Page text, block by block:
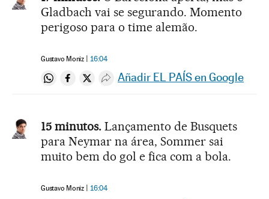
Gladbach vai se segurando. Momento
perigoso para o time alemão.
Gustavo Moniz 16:04
Compartir en Whatsapp
Compartir en Facebook
Compartir en Twitter
Desplegar Redes Sociales
Añadir EL PAÍS en Google
15 minutos. Lançamento de Busquets
para Neymar na área, Sommer sai
muito bem do gol e fica com a bola.
Gustavo Moniz 16:04